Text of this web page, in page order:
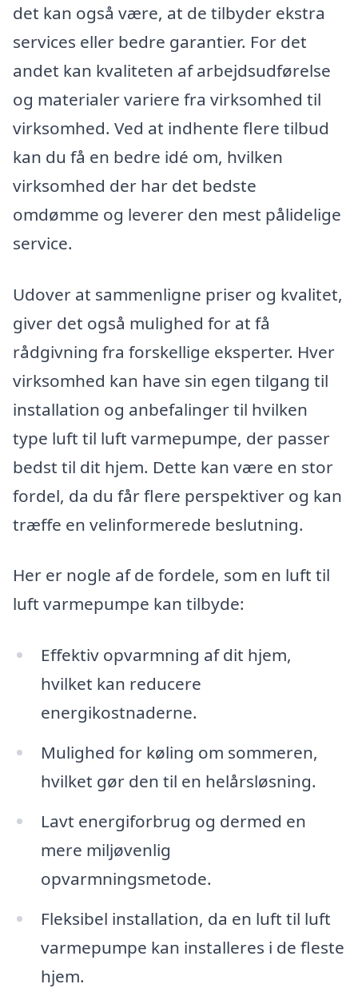
det kan også være, at de tilbyder ekstra
services eller bedre garantier. For det
andet kan kvaliteten af arbejdsudførelse
og materialer variere fra virksomhed til
virksomhed. Ved at indhente flere tilbud
kan du få en bedre idé om, hvilken
virksomhed der har det bedste
omdømme og leverer den mest pålidelige
service.
Udover at sammenligne priser og kvalitet,
giver det også mulighed for at få
rådgivning fra forskellige eksperter. Hver
virksomhed kan have sin egen tilgang til
installation og anbefalinger til hvilken
type luft til luft varmepumpe, der passer
bedst til dit hjem. Dette kan være en stor
fordel, da du får flere perspektiver og kan
træffe en velinformerede beslutning.
Her er nogle af de fordele, som en luft til
luft varmepumpe kan tilbyde:
Effektiv opvarmning af dit hjem,
hvilket kan reducere
energikostnaderne.
Mulighed for køling om sommeren,
hvilket gør den til en helårsløsning.
Lavt energiforbrug og dermed en
mere miljøvenlig
opvarmningsmetode.
Fleksibel installation, da en luft til luft
varmepumpe kan installeres i de fleste
hjem.